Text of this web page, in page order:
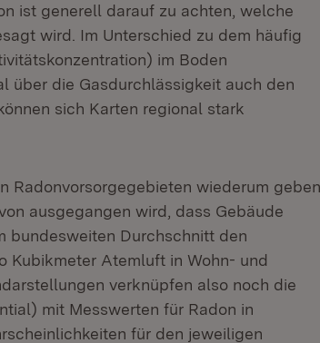
ist generell darauf zu achten, welche
wird. Im Unterschied zu dem häufig
im Boden
über die Gasdurchlässigkeit auch den
sich Karten regional stark
Radonvorsorgegebieten wiederum geben
ausgegangen wird, dass Gebäude
bundesweiten Durchschnitt den
Kubikmeter Atemluft in Wohn- und
verknüpfen also noch die
mit Messwerten für Radon in
für den jeweiligen